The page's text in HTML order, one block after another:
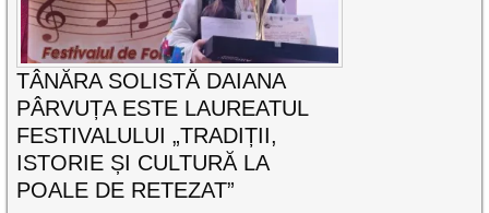
TÂNĂRA SOLISTĂ DAIANA
PÂRVUȚA ESTE LAUREATUL
FESTIVALULUI „TRADIȚII,
ISTORIE ȘI CULTURĂ LA
POALE DE RETEZAT”